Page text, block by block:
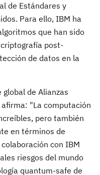
de Estándares y
Para ello, IBM ha
que han sido
post-
de datos en la
global de Alianzas
"La computación
pero también
en términos de
con IBM
riesgos del mundo
quantum-safe de